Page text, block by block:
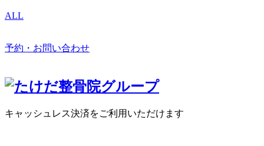
ALL
予約・お問い合わせ
キャッシュレス決済をご利用いただけます